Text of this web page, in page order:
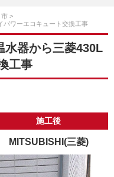
ワーエコキュート交換工事
器から三菱430L
工事
施工後
MITSUBISHI(三菱)